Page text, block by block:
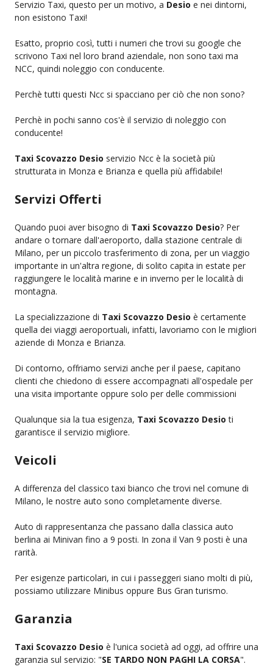
Servizio Taxi, questo per un motivo, a Desio e nei dintorni,
non esistono Taxi!
Esatto, proprio così, tutti i numeri che trovi su google che
scrivono Taxi nel loro brand aziendale, non sono taxi ma
NCC, quindi noleggio con conducente.
Perchè tutti questi Ncc si spacciano per ciò che non sono?
Perchè in pochi sanno cos'è il servizio di noleggio con
conducente!
Taxi Scovazzo Desio servizio Ncc è la società più
strutturata in Monza e Brianza e quella più affidabile!
Servizi Offerti
Quando puoi aver bisogno di Taxi Scovazzo Desio? Per
andare o tornare dall'aeroporto, dalla stazione centrale di
Milano, per un piccolo trasferimento di zona, per un viaggio
importante in un'altra regione, di solito capita in estate per
raggiungere le località marine e in inverno per le località di
montagna.
La specializzazione di Taxi Scovazzo Desio è certamente
quella dei viaggi aeroportuali, infatti, lavoriamo con le migliori
aziende di Monza e Brianza.
Di contorno, offriamo servizi anche per il paese, capitano
clienti che chiedono di essere accompagnati all'ospedale per
una visita importante oppure solo per delle commissioni
Qualunque sia la tua esigenza, Taxi Scovazzo Desio ti
garantisce il servizio migliore.
Veicoli
A differenza del classico taxi bianco che trovi nel comune di
Milano, le nostre auto sono completamente diverse.
Auto di rappresentanza che passano dalla classica auto
berlina ai Minivan fino a 9 posti. In zona il Van 9 posti è una
rarità.
Per esigenze particolari, in cui i passeggeri siano molti di più,
possiamo utilizzare Minibus oppure Bus Gran turismo.
Garanzia
Taxi Scovazzo Desio è l'unica società ad oggi, ad offrire una
garanzia sul servizio: "SE TARDO NON PAGHI LA CORSA".